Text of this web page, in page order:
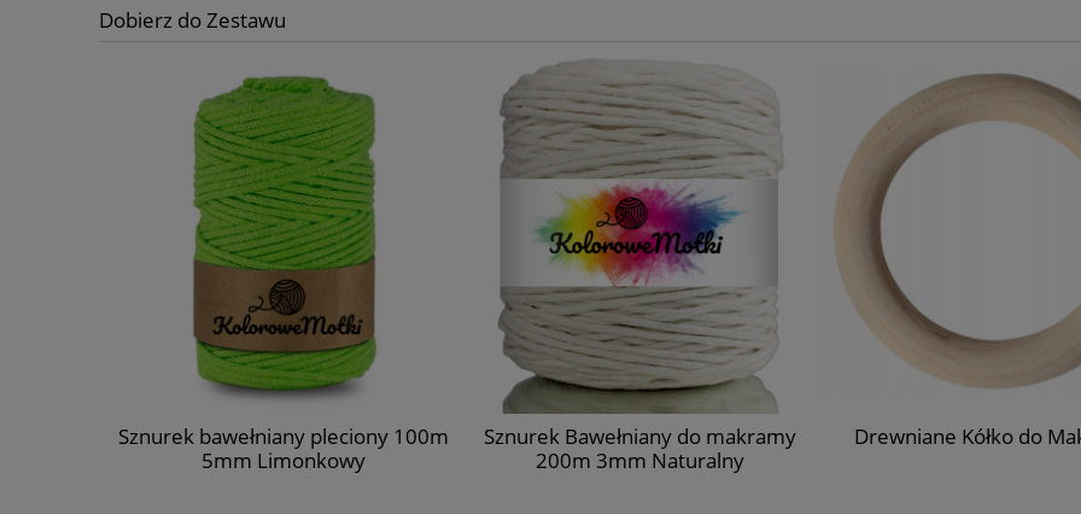
Dobierz do Zestawu
Sznurek bawełniany pleciony 100m
5mm Limonkowy
Sznurek Bawełniany do makramy
200m 3mm Naturalny
Drewniane Kółko do